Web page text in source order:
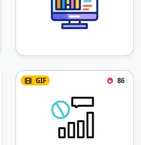
GIF 86